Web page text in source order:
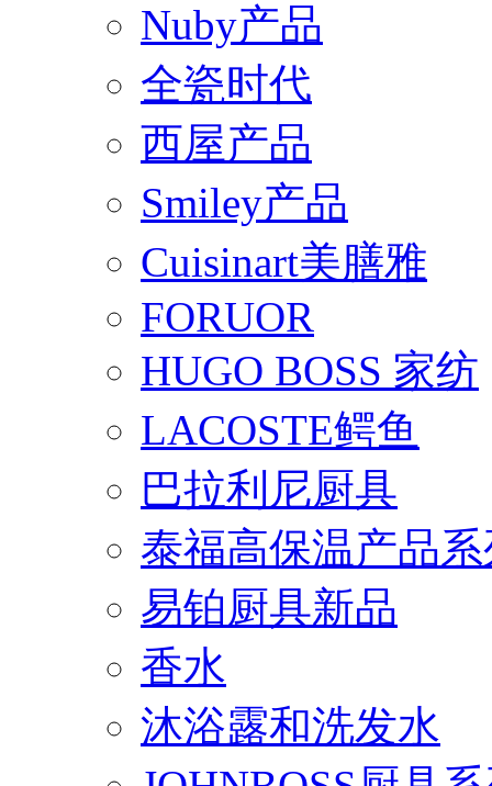
Nuby产品
全瓷时代
西屋产品
Smiley产品
Cuisinart美膳雅
FORUOR
HUGO BOSS 家纺
LACOSTE鳄鱼
巴拉利尼厨具
泰福高保温产品
易铂厨具新品
香水
沐浴露和洗发水